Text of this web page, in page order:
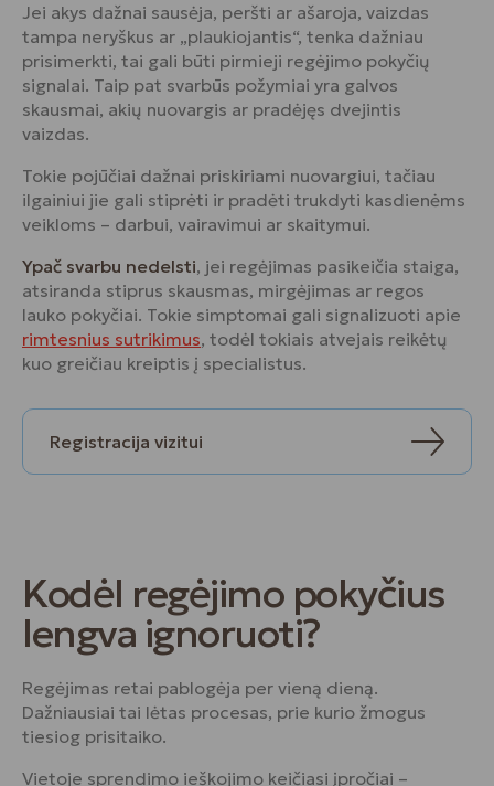
Jei akys dažnai sausėja, peršti ar ašaroja, vaizdas
tampa neryškus ar „plaukiojantis“, tenka dažniau
prisimerkti, tai gali būti pirmieji regėjimo pokyčių
signalai. Taip pat svarbūs požymiai yra galvos
skausmai, akių nuovargis ar pradėjęs dvejintis
vaizdas.
Tokie pojūčiai dažnai priskiriami nuovargiui, tačiau
ilgainiui jie gali stiprėti ir pradėti trukdyti kasdienėms
veikloms – darbui, vairavimui ar skaitymui.
Ypač svarbu nedelsti, jei regėjimas pasikeičia staiga,
atsiranda stiprus skausmas, mirgėjimas ar regos
lauko pokyčiai. Tokie simptomai gali signalizuoti apie
rimtesnius sutrikimus, todėl tokiais atvejais reikėtų
kuo greičiau kreiptis į specialistus.
Registracija vizitui
Kodėl regėjimo pokyčius
lengva ignoruoti?
Regėjimas retai pablogėja per vieną dieną.
Dažniausiai tai lėtas procesas, prie kurio žmogus
tiesiog prisitaiko.
Vietoje sprendimo ieškojimo keičiasi įpročiai –